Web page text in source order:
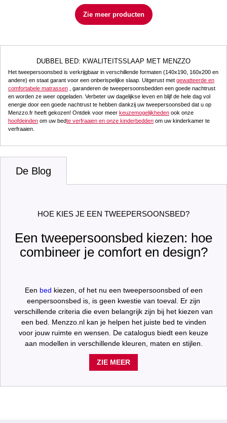
Zie meer producten
DUBBEL BED: KWALITEITSSLAAP MET MENZZO
Het tweepersoonsbed is verkrijgbaar in verschillende formaten (140x190, 160x200 en
andere) en staat garant voor een onberispelijke slaap. Uitgerust met gewatteerde en
comfortabele matrassen , garanderen de tweepersoonsbedden een goede nachtrust
en worden ze weer opgeladen. Verbeter uw dagelijkse leven en blijf de hele dag vol
energie door een goede nachtrust te hebben dankzij uw tweepersoonsbed dat u op
Menzzo.fr heeft gekozen! Ontdek voor meer keuzemogelijkheden ook onze
hoofdeinden om uw bedte verfraaien en onze kinderbedden om uw kinderkamer te
verfraaien.
De Blog
HOE KIES JE EEN TWEEPERSOONSBED?
Een tweepersoonsbed kiezen: hoe
combineer je comfort en design?
Een bed kiezen, of het nu een tweepersoonsbed of een
eenpersoonsbed is, is geen kwestie van toeval. Er zijn
verschillende criteria die even belangrijk zijn bij het kiezen van
een bed. Menzzo.nl kan je helpen het juiste bed te vinden
voor jouw ruimte en wensen. De catalogus biedt een keuze
aan modellen in verschillende kleuren, maten en stijlen.
ZIE MEER